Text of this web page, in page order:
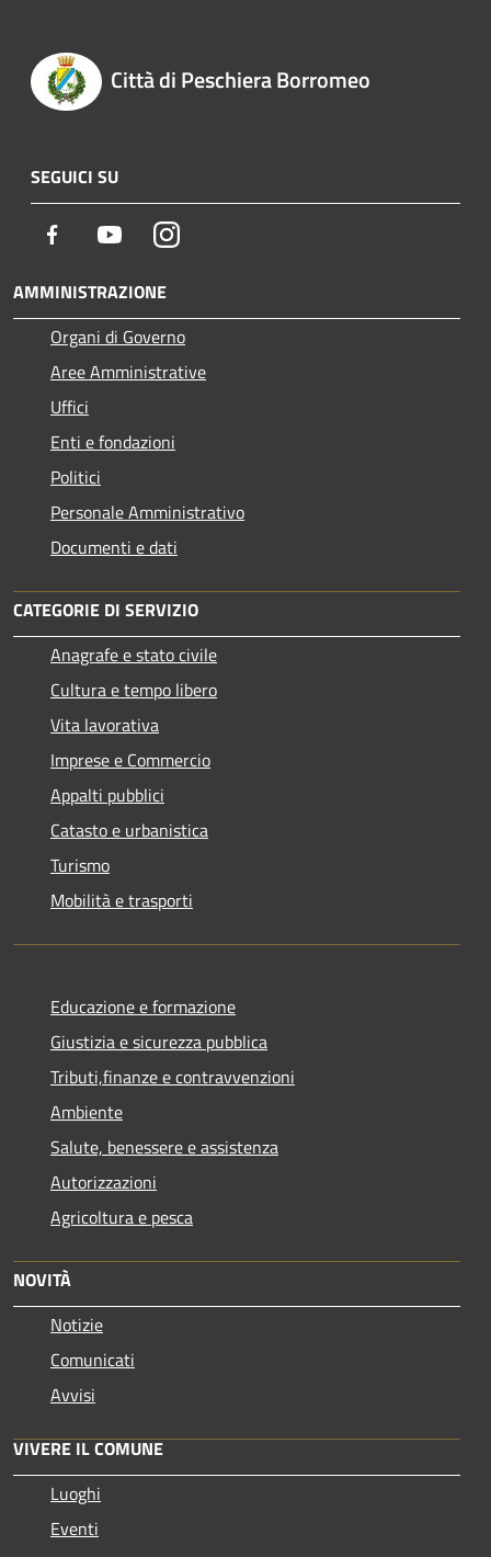
Città di Peschiera Borromeo
SEGUICI SU
Facebook YoutubeInstagram
AMMINISTRAZIONE
Organi di Governo
Aree Amministrative
Uffici
Enti e fondazioni
Politici
Personale Amministrativo
Documenti e dati
CATEGORIE DI SERVIZIO
Anagrafe e stato civile
Cultura e tempo libero
Vita lavorativa
Imprese e Commercio
Appalti pubblici
Catasto e urbanistica
Turismo
Mobilità e trasporti
Educazione e formazione
Giustizia e sicurezza pubblica
Tributi,finanze e contravvenzioni
Ambiente
Salute, benessere e assistenza
Autorizzazioni
Agricoltura e pesca
NOVITÀ
Notizie
Comunicati
Avvisi
VIVERE IL COMUNE
Luoghi
Eventi